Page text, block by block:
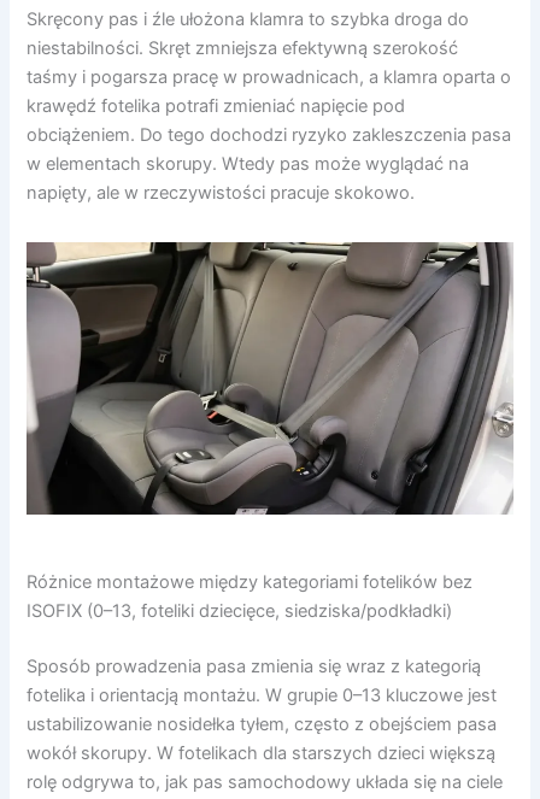
Skręcony pas i źle ułożona klamra to szybka droga do
niestabilności. Skręt zmniejsza efektywną szerokość
taśmy i pogarsza pracę w prowadnicach, a klamra oparta o
krawędź fotelika potrafi zmieniać napięcie pod
obciążeniem. Do tego dochodzi ryzyko zakleszczenia pasa
w elementach skorupy. Wtedy pas może wyglądać na
napięty, ale w rzeczywistości pracuje skokowo.
Różnice montażowe między kategoriami fotelików bez
ISOFIX (0–13, foteliki dziecięce, siedziska/podkładki)
Sposób prowadzenia pasa zmienia się wraz z kategorią
fotelika i orientacją montażu. W grupie 0–13 kluczowe jest
ustabilizowanie nosidełka tyłem, często z obejściem pasa
wokół skorupy. W fotelikach dla starszych dzieci większą
rolę odgrywa to, jak pas samochodowy układa się na ciele